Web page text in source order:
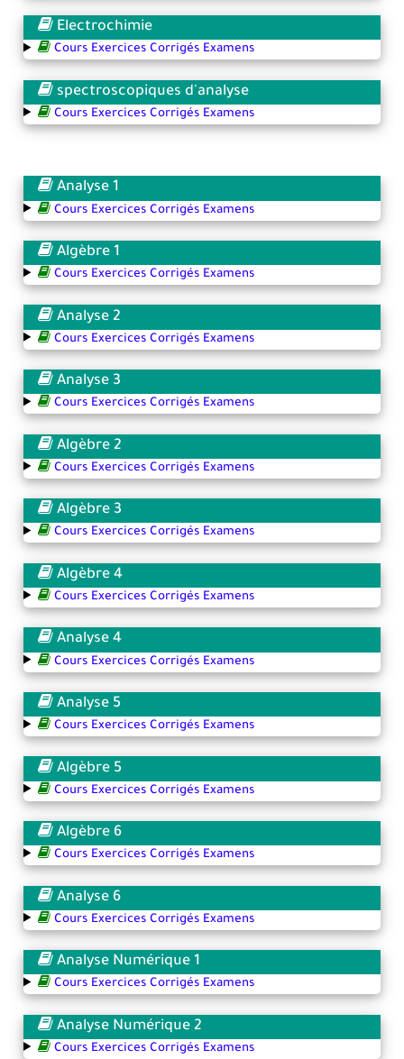
Electrochimie
Cours Exercices Corrigés Examens
spectroscopiques d'analyse
Cours Exercices Corrigés Examens
Analyse 1
Cours Exercices Corrigés Examens
Algèbre 1
Cours Exercices Corrigés Examens
Analyse 2
Cours Exercices Corrigés Examens
Analyse 3
Cours Exercices Corrigés Examens
Algèbre 2
Cours Exercices Corrigés Examens
Algèbre 3
Cours Exercices Corrigés Examens
Algèbre 4
Cours Exercices Corrigés Examens
Analyse 4
Cours Exercices Corrigés Examens
Analyse 5
Cours Exercices Corrigés Examens
Algèbre 5
Cours Exercices Corrigés Examens
Algèbre 6
Cours Exercices Corrigés Examens
Analyse 6
Cours Exercices Corrigés Examens
Analyse Numérique 1
Cours Exercices Corrigés Examens
Analyse Numérique 2
Cours Exercices Corrigés Examens